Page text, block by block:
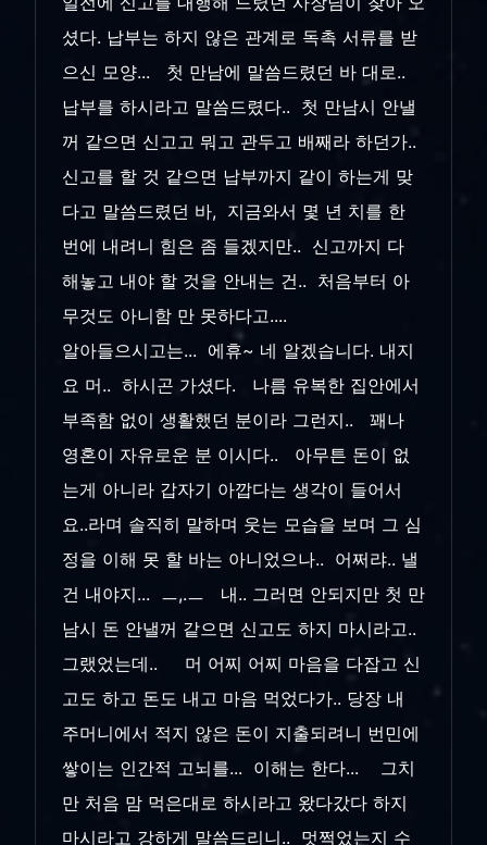
셨다. 납부는 하지 않은 관계로 독촉 서류를 받
으신 모양... 첫 만남에 말씀드렸던 바 대로..
납부를 하시라고 말씀드렸다.. 첫 만남시 안낼
꺼 같으면 신고고 뭐고 관두고 배째라 하던가..
신고를 할 것 같으면 납부까지 같이 하는게 맞
다고 말씀드렸던 바, 지금와서 몇 년 치를 한
번에 내려니 힘은 좀 들겠지만.. 신고까지 다
해놓고 내야 할 것을 안내는 건.. 처음부터 아
무것도 아니함 만 못하다고....
알아들으시고는... 에휴~ 네 알겠습니다. 내지
요 머.. 하시곤 가셨다. 나름 유복한 집안에서
부족함 없이 생활했던 분이라 그런지.. 꽤나
영혼이 자유로운 분 이시다.. 아무튼 돈이 없
는게 아니라 갑자기 아깝다는 생각이 들어서
요..라며 솔직히 말하며 웃는 모습을 보며 그 심
정을 이해 못 할 바는 아니었으나.. 어쩌랴.. 낼
건 내야지... ㅡ,.ㅡ 내.. 그러면 안되지만 첫 만
남시 돈 안낼꺼 같으면 신고도 하지 마시라고..
그랬었는데.. 머 어찌 어찌 마음을 다잡고 신
고도 하고 돈도 내고 마음 먹었다가.. 당장 내
주머니에서 적지 않은 돈이 지출되려니 번민에
쌓이는 인간적 고뇌를... 이해는 한다... 그치
만 처음 맘 먹은대로 하시라고 왔다갔다 하지
마시라고 강하게 말씀드리니.. 멋쩍었는지 수